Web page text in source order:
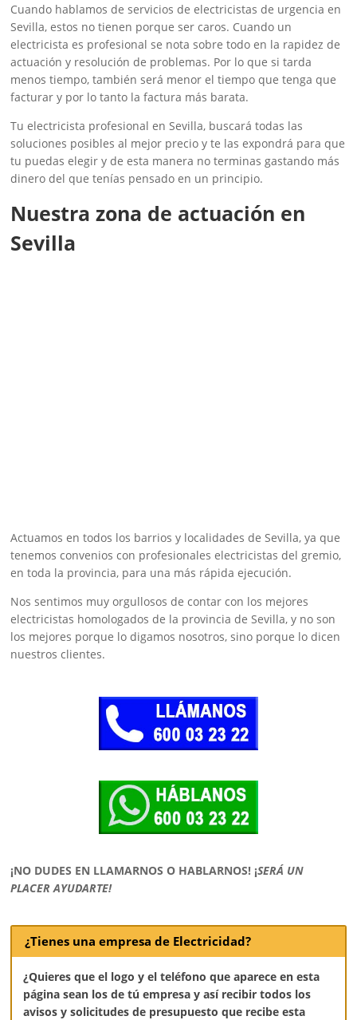
Cuando hablamos de servicios de electricistas de urgencia en
Sevilla, estos no tienen porque ser caros. Cuando un
electricista es profesional se nota sobre todo en la rapidez de
actuación y resolución de problemas. Por lo que si tarda
menos tiempo, también será menor el tiempo que tenga que
facturar y por lo tanto la factura más barata.
Tu electricista profesional en Sevilla, buscará todas las
soluciones posibles al mejor precio y te las expondrá para que
tu puedas elegir y de esta manera no terminas gastando más
dinero del que tenías pensado en un principio.
Nuestra zona de actuación en
Sevilla
Actuamos en todos los barrios y localidades de Sevilla, ya que
tenemos convenios con profesionales electricistas del gremio,
en toda la provincia, para una más rápida ejecución.
Nos sentimos muy orgullosos de contar con los mejores
electricistas homologados de la provincia de Sevilla, y no son
los mejores porque lo digamos nosotros, sino porque lo dicen
nuestros clientes.
¡NO DUDES EN LLAMARNOS O HABLARNOS! ¡SERÁ UN
PLACER AYUDARTE!
¿Tienes una empresa de Electricidad?
¿Quieres que el logo y el teléfono que aparece en esta
página sean los de tú empresa y así recibir todos los
avisos y solicitudes de presupuesto que recibe esta